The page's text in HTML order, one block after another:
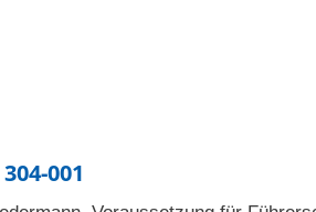
001